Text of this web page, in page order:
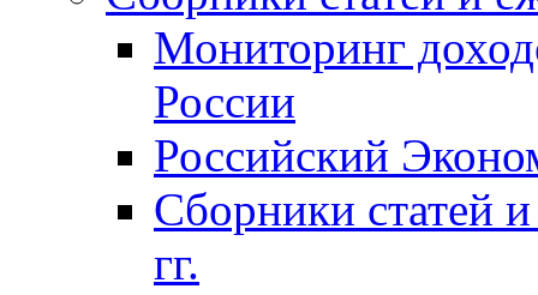
Мониторинг
России
Российский
Сборники статей
гг.